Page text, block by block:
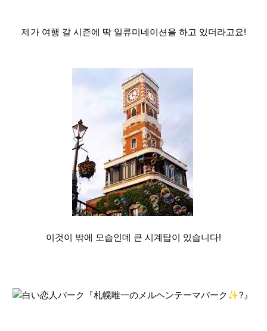
제가 여행 갈 시즌에 딱 일류미네이션을 하고 있더라고요!
이것이 밖에 모습인데 큰 시계탑이 있습니다!